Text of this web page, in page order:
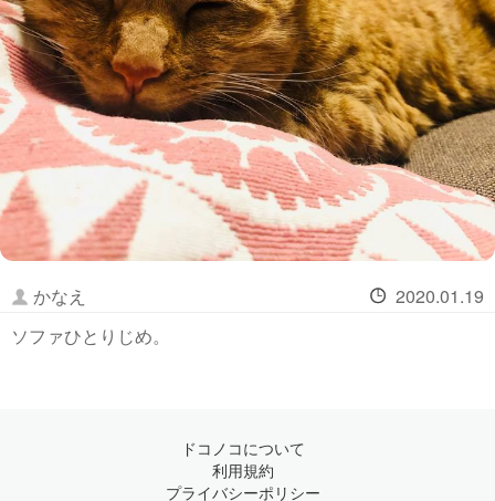
かなえ
2020.01.19
ソファひとりじめ。
ドコノコについて
利用規約
プライバシーポリシー